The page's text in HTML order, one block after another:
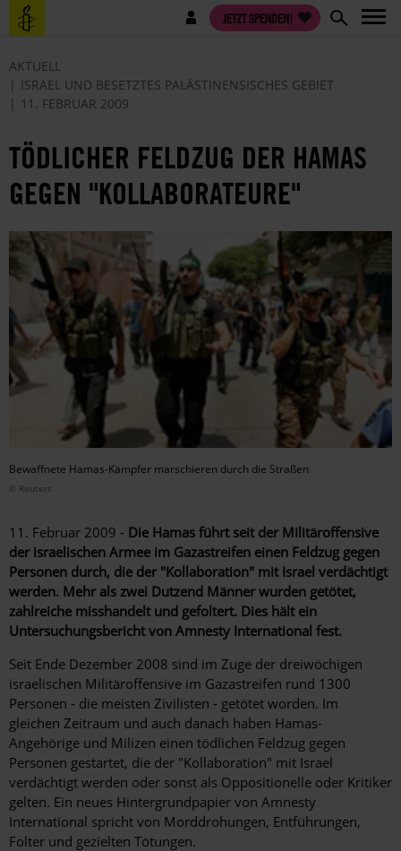
Direkt
zum
Benutzermenü JETZT SPENDEN!
AKTUELL
ISRAEL UND BESETZTES PALÄSTINENSISCHES GEBIET
11. FEBRUAR 2009
TÖDLICHER FELDZUG DER HAMAS
GEGEN "KOLLABORATEURE"
Bewaffnete Hamas-Kämpfer marschieren durch die Straßen
© Reuters
11. Februar 2009 - Die Hamas führt seit der Militäroffensive
der israelischen Armee im Gazastreifen einen Feldzug gegen
Personen durch, die der "Kollaboration" mit Israel verdächtigt
werden. Mehr als zwei Dutzend Männer wurden getötet,
zahlreiche misshandelt und gefoltert. Dies hält ein
Untersuchungsbericht von Amnesty International fest.
Seit Ende Dezember 2008 sind im Zuge der dreiwöchigen
israelischen Militäroffensive im Gazastreifen rund 1300
Personen - die meisten Zivilisten - getötet worden. Im
gleichen Zeitraum und auch danach haben Hamas-
Angehörige und Milizen einen tödlichen Feldzug gegen
Personen gestartet, die der "Kollaboration" mit Israel
verdächtigt werden oder sonst als Oppositionelle oder Kritiker
gelten. Ein neues Hintergrundpapier von Amnesty
International spricht von Morddrohungen, Entführungen,
Folter und gezielten Tötungen.